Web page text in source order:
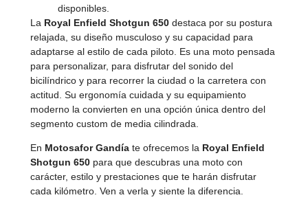
disponibles.
La Royal Enfield Shotgun 650 destaca por su postura
relajada, su diseño musculoso y su capacidad para
adaptarse al estilo de cada piloto. Es una moto pensada
para personalizar, para disfrutar del sonido del
bicilíndrico y para recorrer la ciudad o la carretera con
actitud. Su ergonomía cuidada y su equipamiento
moderno la convierten en una opción única dentro del
segmento custom de media cilindrada.
En Motosafor Gandía te ofrecemos la Royal Enfield
Shotgun 650 para que descubras una moto con
carácter, estilo y prestaciones que te harán disfrutar
cada kilómetro. Ven a verla y siente la diferencia.